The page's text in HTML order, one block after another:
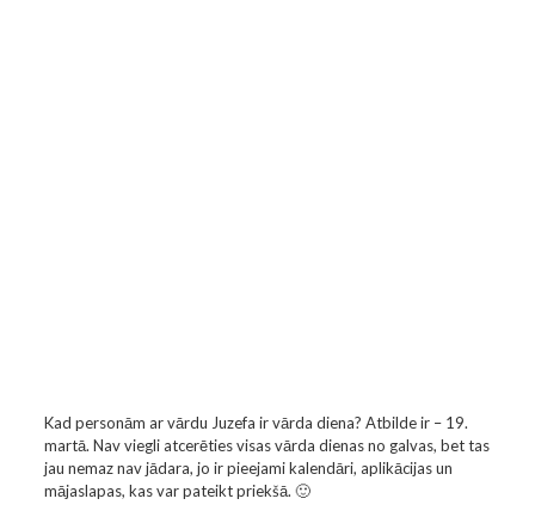
Kad personām ar vārdu Juzefa ir vārda diena? Atbilde ir – 19.
martā. Nav viegli atcerēties visas vārda dienas no galvas, bet tas
jau nemaz nav jādara, jo ir pieejami kalendāri, aplikācijas un
mājaslapas, kas var pateikt priekšā. 🙂